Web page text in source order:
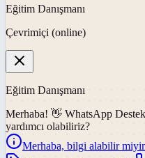
Eğitim Danışmanı
Çevrimiçi (online)
Eğitim Danışmanı
Merhaba! 👋 WhatsApp Destek
yardımcı olabiliriz?
Merhaba, bilgi alabilir